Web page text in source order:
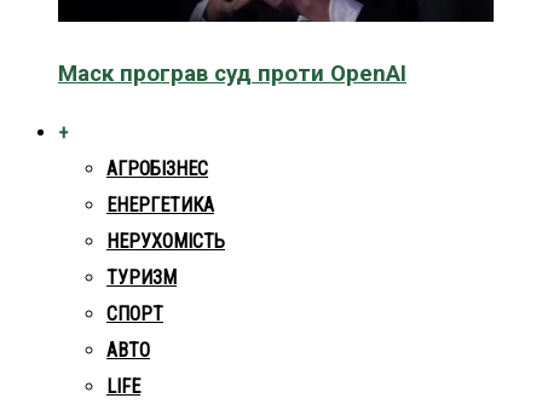
Маск програв суд проти OpenAI
+
АГРОБІЗНЕС
ЕНЕРГЕТИКА
НЕРУХОМІСТЬ
ТУРИЗМ
СПОРТ
АВТО
LIFE